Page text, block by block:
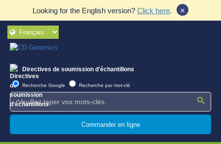
Looking for the English version? Click here. ×
Directives de soumission d'échantillons
Recherche Google Recherche par mot-clé
Commander en ligne